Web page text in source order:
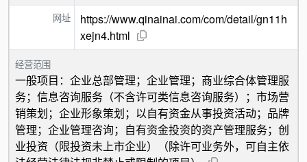
网址
https://www.qinainai.com/com/detail/gn11h
xejn4.html
经营范围
一般项目：企业总部管理；企业管理；商业综合体管理服
务；信息咨询服务（不含许可类信息咨询服务）；市场营
销策划；企业形象策划；以自有资金从事投资活动；品牌
管理；企业管理咨询；自有资金投资的资产管理服务；创
业投资（限投资未上市企业）（除许可业务外，可自主依